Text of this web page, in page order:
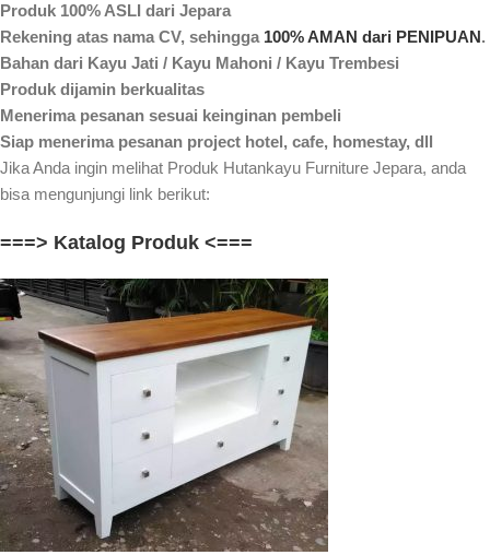
Produk 100% ASLI dari Jepara
Rekening atas nama CV, sehingga 100% AMAN dari PENIPUAN.
Bahan dari Kayu Jati / Kayu Mahoni / Kayu Trembesi
Produk dijamin berkualitas
Menerima pesanan sesuai keinginan pembeli
Siap menerima pesanan project hotel, cafe, homestay, dll
Jika Anda ingin melihat Produk Hutankayu Furniture Jepara, anda
bisa mengunjungi link berikut:
===> Katalog Produk <===